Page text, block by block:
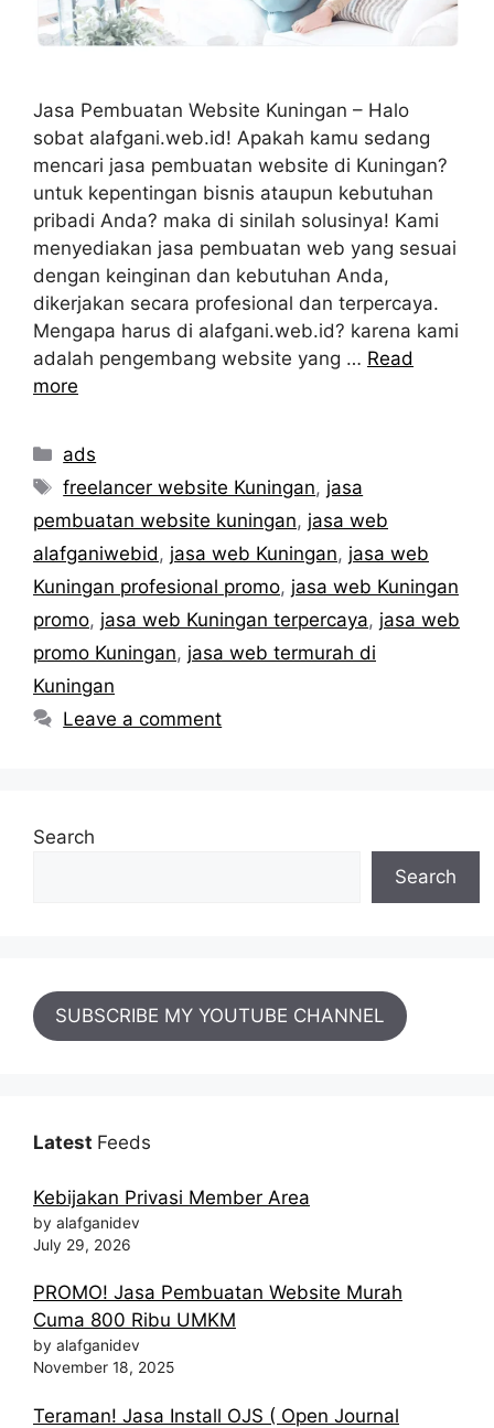
Jasa Pembuatan Website Kuningan – Halo
sobat alafgani.web.id! Apakah kamu sedang
mencari jasa pembuatan website di Kuningan?
untuk kepentingan bisnis ataupun kebutuhan
pribadi Anda? maka di sinilah solusinya! Kami
menyediakan jasa pembuatan web yang sesuai
dengan keinginan dan kebutuhan Anda,
dikerjakan secara profesional dan terpercaya.
Mengapa harus di alafgani.web.id? karena kami
adalah pengembang website yang … Read
more
Categories
ads
Tags
freelancer website Kuningan, jasa
pembuatan website kuningan, jasa web
alafganiwebid , jasa web Kuningan, jasa web
Kuningan profesional promo, jasa web Kuningan
promo, jasa web Kuningan terpercaya, jasa web
promo Kuningan, jasa web termurah di
Kuningan
Leave a comment
Search
Search
SUBSCRIBE MY YOUTUBE CHANNEL
Latest Feeds
Kebijakan Privasi Member Area
by alafganidev
July 29, 2026
PROMO! Jasa Pembuatan Website Murah
Cuma 800 Ribu UMKM
by alafganidev
November 18, 2025
Teraman! Jasa Install OJS ( Open Journal